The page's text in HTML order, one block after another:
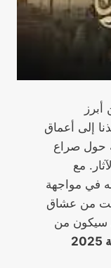
أبرز
إلى أعماق
حول صراع
مع
في مواجهة
من عشاق
سيكون من